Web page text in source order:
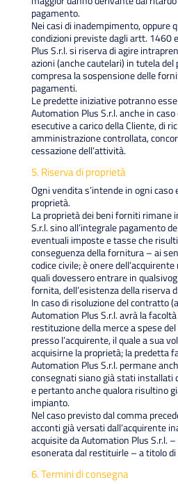
pagamento.
Nei casi di inadempimento, oppure
condizioni previste dagli artt. 1460
Plus S.r.l. si riserva di agire
azioni (anche cautelari) in tutela del
compresa la sospensione delle
pagamenti.
Le predette iniziative potranno
Automation Plus S.r.l. anche in
esecutive a carico della Cliente, di
amministrazione controllata,
cessazione dell’attività.
5. Riserva di proprietà
Ogni vendita s’intende in ogni
proprietà.
La proprietà dei beni forniti rimane
S.r.l. sino all’integrale pagamento
eventuali imposte e tasse che
conseguenza della fornitura – ai
codice civile; è onere
quali dovessero entrare in
fornita, dell’esistenza della riserva
In caso di risoluzione del contratto
Automation Plus S.r.l. avrà la
restituzione della merce a spese
presso l’acquirente, il quale a sua
acquisirne la proprietà; la predetta
Automation Plus S.r.l. permane
consegnati siano già stati installati
e pertanto anche qualora risultino
impianto.
Nel caso previsto dal comma
acconti già versati dall’acquirente
acquisite da Automation Plus S.r.l.
esonerata dal restituirle – a titolo
6. Termini di consegna